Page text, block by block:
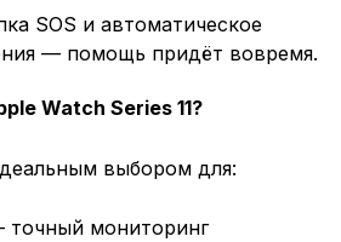
SOS и автоматическое
— помощь придёт вовремя.
Watch Series 11?
выбором для:
мониторинг